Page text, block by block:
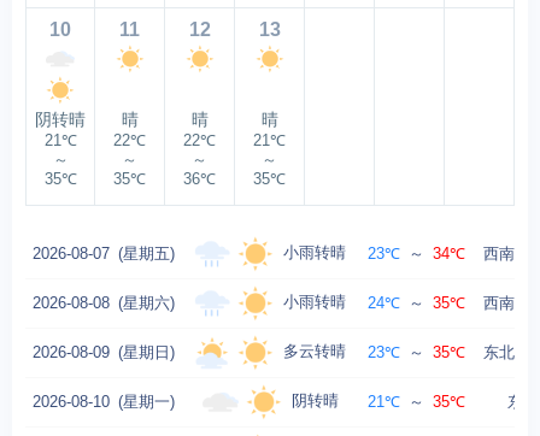
10
阴转晴
21℃
～
35℃
11
晴
22℃
～
35℃
12
晴
22℃
～
36℃
13
晴
21℃
～
35℃
2026-08-07 (星期五) 小雨转晴 23℃ ～ 34℃ 西南风
2026-08-08 (星期六) 小雨转晴 24℃ ～ 35℃ 西南风
2026-08-09 (星期日) 多云转晴 23℃ ～ 35℃ 东北风
2026-08-10 (星期一) 阴转晴 21℃ ～ 35℃ 东